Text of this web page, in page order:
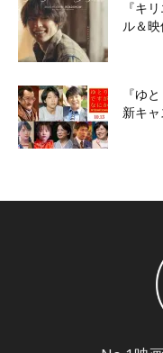
『キ
ル＆映
『ゆ
新キ